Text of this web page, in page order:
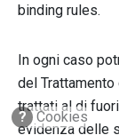
binding rules.
In ogni caso
del
trattati al di
evidenza delle
? Cookies